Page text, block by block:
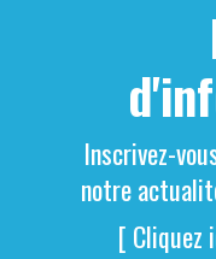
Inscrivez-
notre
[ Cliquez